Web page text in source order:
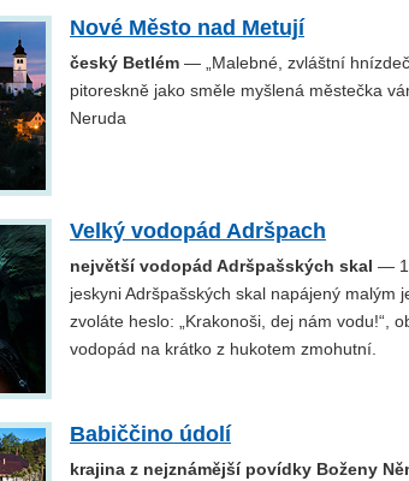
Nové Město nad Metují
český Betlém — „Malebné, zvláštní
pitoreskně jako směle myšlená městečka
Neruda
Velký vodopád Adršpach
největší vodopád Adršpašských skal —
jeskyni Adršpašských skal napájený malým
zvoláte heslo: „Krakonoši, dej nám vodu!“,
vodopád na krátko z hukotem zmohutní.
Babiččino údolí
krajina z nejznámější povídky Boženy